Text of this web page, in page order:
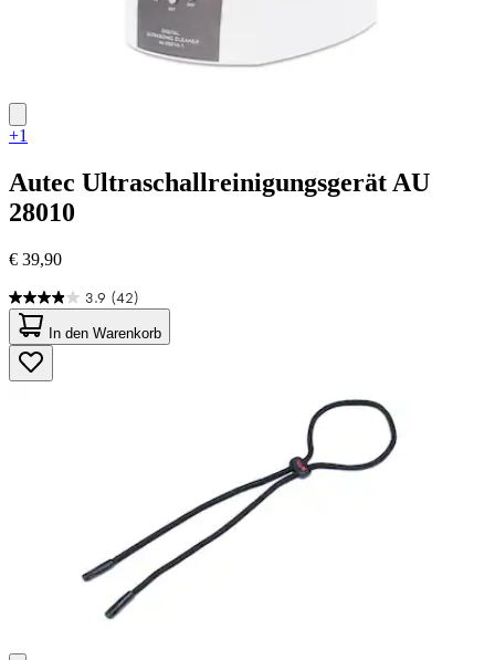
+1
Autec Ultraschallreinigungsgerät AU
28010
€ 39,90
3.9 (42)
3.9
von
5
Sternen.
42
In den Warenkorb